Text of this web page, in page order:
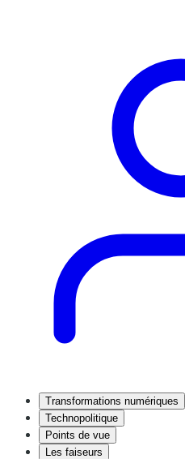
Transformations numériques
Technopolitique
Points de vue
Les faiseurs